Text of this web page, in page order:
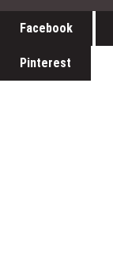
Facebook
Pinterest